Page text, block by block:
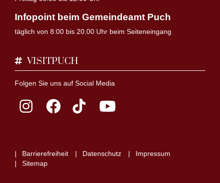
Infopoint beim Gemeindeamt Puch
täglich von 8:00 bis 20.00 Uhr beim Seiteneingang
VISITPUCH
Folgen Sie uns auf Social Media
Barrierefreiheit Datenschutz
Impressum
Sitemap